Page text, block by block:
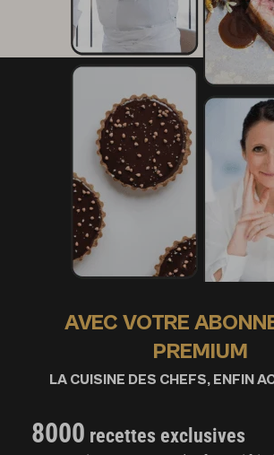
AVEC VOTRE
PREMIUM
LA CUISINE DES CHEFS, ENFIN
8000 recettes exclusives